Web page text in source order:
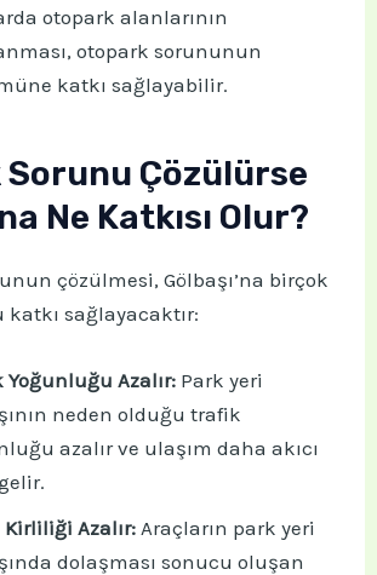
otopark alanlarının
otopark sorununun
katkı sağlayabilir.
Çözülürse
Ne Katkısı Olur?
çözülmesi, Gölbaşı’na birçok
sağlayacaktır:
Yoğunluğu Azalır: Park yeri
neden olduğu trafik
azalır ve ulaşım daha akıcı
Kirliliği Azalır: Araçların park yeri
dolaşması sonucu oluşan